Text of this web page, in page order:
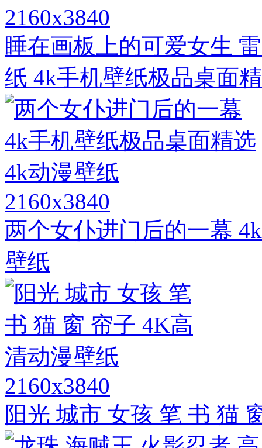
2160x3840
睡在画板上的可爱女生
纸 4k手机壁纸极品桌面
2160x3840
两个女仆进门后的一幕
壁纸
2160x3840
阳光 城市 女孩 笔 书 猫